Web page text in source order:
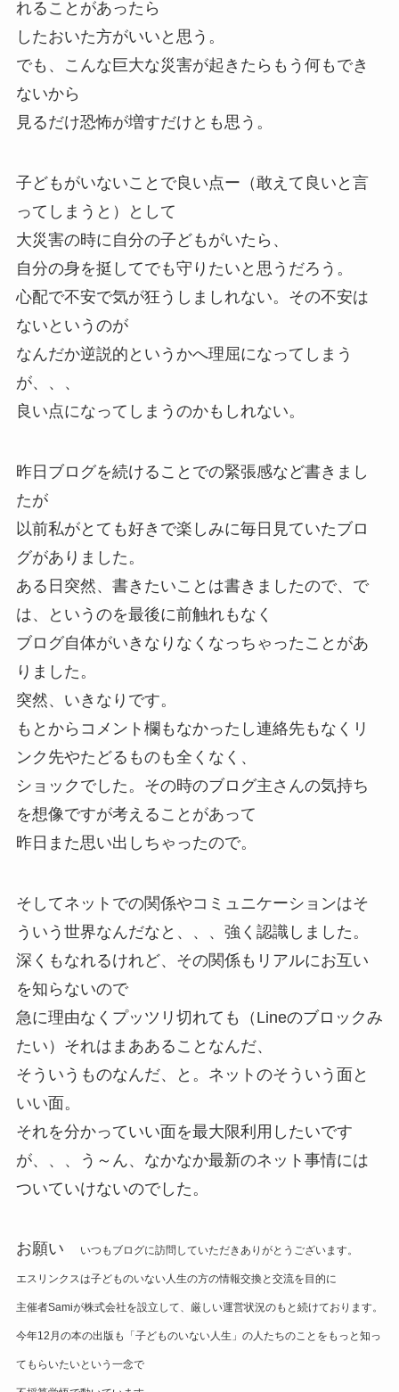
れることがあったら
したおいた方がいいと思う。
でも、こんな巨大な災害が起きたらもう何もでき
ないから
見るだけ恐怖が増すだけとも思う。
子どもがいないことで良い点ー（敢えて良いと言
ってしまうと）として
大災害の時に自分の子どもがいたら、
自分の身を挺してでも守りたいと思うだろう。
心配で不安で気が狂うしましれない。その不安は
ないというのが
なんだか逆説的というかへ理屈になってしまう
が、、、
良い点になってしまうのかもしれない。
昨日ブログを続けることでの緊張感など書きまし
たが
以前私がとても好きで楽しみに毎日見ていたブロ
グがありました。
ある日突然、書きたいことは書きましたので、で
は、というのを最後に前触れもなく
ブログ自体がいきなりなくなっちゃったことがあ
りました。
突然、いきなりです。
もとからコメント欄もなかったし連絡先もなくリ
ンク先やたどるものも全くなく、
ショックでした。その時のブログ主さんの気持ち
を想像ですが考えることがあって
昨日また思い出しちゃったので。
そしてネットでの関係やコミュニケーションはそ
ういう世界なんだなと、、、強く認識しました。
深くもなれるけれど、その関係もリアルにお互い
を知らないので
急に理由なくプッツリ切れても（Lineのブロックみ
たい）それはまああることなんだ、
そういうものなんだ、と。ネットのそういう面と
いい面。
それを分かっていい面を最大限利用したいです
が、、、う～ん、なかなか最新のネット事情には
ついていけないのでした。
お願い いつもブログに訪問していただきありがとうございます。
エスリンクスは子どものいない人生の方の情報交換と交流を目的に
主催者Samiが株式会社を設立して、厳しい運営状況のもと続けております。
今年12月の本の出版も「子どものいない人生」の人たちのことをもっと知っ
てもらいたいという一念で